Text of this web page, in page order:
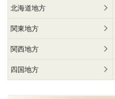
北海道地方
関東地方
関西地方
四国地方